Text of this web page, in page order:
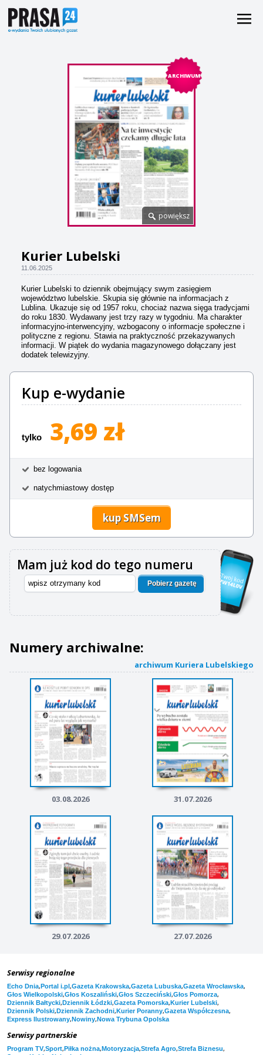
ARCHIWUM
powiększ
Kurier Lubelski
11.06.2025
Kurier Lubelski to dziennik obejmujący swym zasięgiem
województwo lubelskie. Skupia się głównie na informacjach z
Lublina. Ukazuje się od 1957 roku, chociaż nazwa sięga tradycjami
do roku 1830. Wydawany jest trzy razy w tygodniu. Ma charakter
informacyjno-interwencyjny, wzbogacony o informacje społeczne i
polityczne z regionu. Stawia na praktyczność przekazywanych
informacji. W piątek do wydania magazynowego dołączany jest
dodatek telewizyjny.
Kup e-wydanie
tylko 3,69 zł
bez logowania
natychmiastowy dostęp
kup SMSem
Mam już kod do tego numeru
Pobierz gazetę
Numery archiwalne:
archiwum Kuriera Lubelskiego
03.08.2026 31.07.2026
29.07.2026 27.07.2026
Serwisy regionalne
Echo Dnia,Portal i.pl,Gazeta Krakowska,Gazeta Lubuska,Gazeta Wrocławska,
Głos Wielkopolski,Głos Koszaliński,Głos Szczeciński,Głos Pomorza,
Dziennik Bałtycki,Dziennik Łódzki,Gazeta Pomorska,Kurier Lubelski,
Dziennik Polski,Dziennik Zachodni,Kurier Poranny,Gazeta Współczesna,
Express Ilustrowany,Nowiny,Nowa Trybuna Opolska
Serwisy partnerskie
Program TV,Sport,Piłka nożna,Motoryzacja,Strefa Agro,Strefa Biznesu,